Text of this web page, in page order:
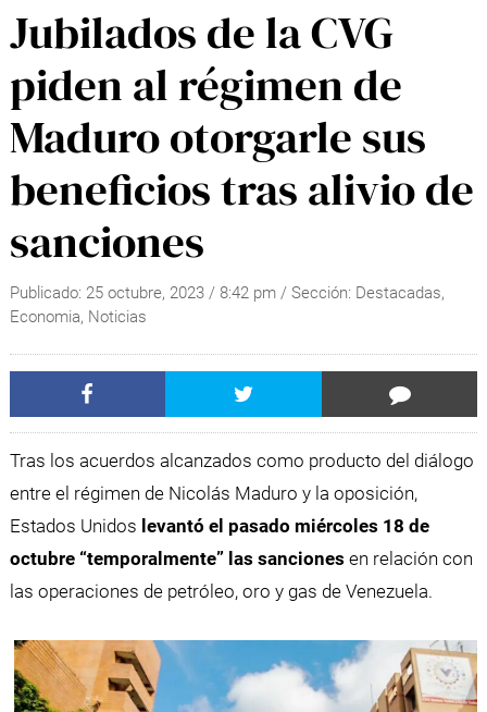
Jubilados de la CVG
piden al régimen de
Maduro otorgarle sus
beneficios tras alivio de
sanciones
Publicado: 25 octubre, 2023/ 8:42 pm / Sección: Destacadas,
Economia, Noticias
Tras los acuerdos alcanzados como producto del diálogo
entre el régimen de Nicolás Maduro y la oposición,
Estados Unidos levantó el pasado miércoles 18 de
octubre “temporalmente” las sanciones en relación con
las operaciones de petróleo, oro y gas de Venezuela.